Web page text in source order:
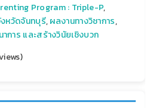
Program : Triple-P,
หวัดจันทบุรี,ผลงานทางวิชาการ,
าร และสร้างวินัยเชิงบวก